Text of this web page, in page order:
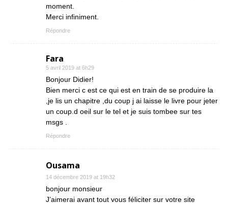
moment.
Merci infiniment.
Répondre
Fara
5 avril 2019 at 6h29
Bonjour Didier!
Bien merci c est ce qui est en train de se produire la
,je lis un chapitre ,du coup j ai laisse le livre pour jeter
un coup.d oeil sur le tel et je suis tombee sur tes
msgs .
Répondre
Ousama
14 décembre 2019 at 19h32
bonjour monsieur
J’aimerai avant tout vous féliciter sur votre site